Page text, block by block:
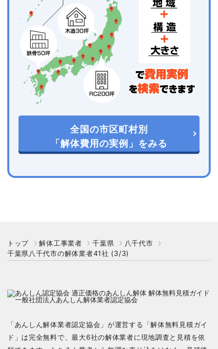
全国の市区町村別
「解体費用の実例」をみる
トップ 解体工事業者 千葉県
八千代市
千葉県八千代市の解体業者41社 (3/3)
「あんしん解体業者認定協会」が運営する「解体無料見積ガイ
ド」は完全無料で、最大6社の解体業者に現地調査と見積を依